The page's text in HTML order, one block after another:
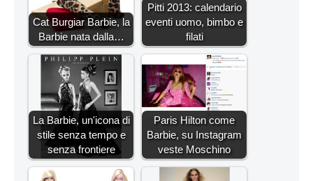
Cat Burgiar Barbie, la
Barbie nata dalla…
Pitti 2013: calendario
eventi uomo, bimbo e
filati
La Barbie, un'icona di
stile senza tempo e
senza frontiere
Paris Hilton come
Barbie, su Instagram
veste Moschino